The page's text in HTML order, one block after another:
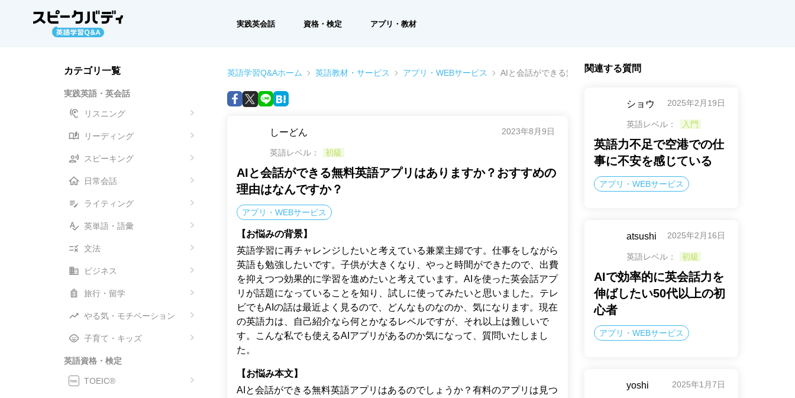
実践英会話 資格・検定 アプリ・教材
カテゴリ一覧
実践英語・英会話
リスニング
リーディング
スピーキング
日常会話
ライティング
英単語・語彙
文法
ビジネス
旅行・留学
やる気・モチベーション
子育て・キッズ
英語資格・検定
TOEIC®
英語学習Q&Aホーム 英語教材・サービス アプリ・WEBサービス AIと会話ができる無料英語アプリはありますか？おすすめの理由はなんですか
しーどん 2023年8月9日
英語レベル： 初級
AIと会話ができる無料英語アプリはありますか？おすすめの
理由はなんですか？
アプリ・WEBサービス
【お悩みの背景】
英語学習に再チャレンジしたいと考えている兼業主婦です。仕事をしながら
英語も勉強したいです。子供が大きくなり、やっと時間ができたので、出費
を抑えつつ効果的に学習を進めたいと考えています。AIを使った英会話アプ
リが話題になっていることを知り、試しに使ってみたいと思いました。テレ
ビでもAIの話は最近よく見るので、どんなものなのか、気になります。現在
の英語力は、自己紹介なら何とかなるレベルですが、それ以上は難しいで
す。こんな私でも使えるAIアプリがあるのか気になって、質問いたしまし
た。
【お悩み本文】
AIと会話ができる無料英語アプリはあるのでしょうか？有料のアプリは見つ
関連する質問
ショウ 2025年2月19日
英語レベル： 入門
英語力不足で空港での仕
事に不安を感じている
アプリ・WEBサービス
atsushi 2025年2月16日
英語レベル： 初級
AIで効率的に英会話力を
伸ばしたい50代以上の初
心者
アプリ・WEBサービス
yoshi 2025年1月7日